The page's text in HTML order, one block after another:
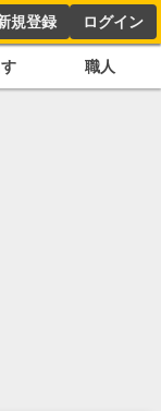
規登録 ログイン
職人